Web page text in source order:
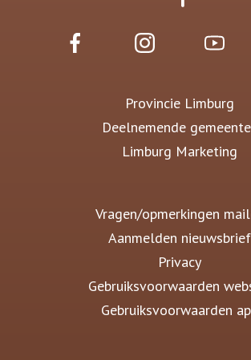
Provincie Limburg
Deelnemende
Limburg Marketing
Vragen/opmerkingen
Aanmelden nieuwsbrief
Privacy
Gebruiksvoorwaarden
Gebruiksvoorwaarden